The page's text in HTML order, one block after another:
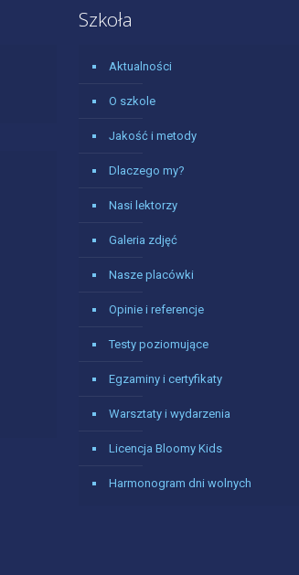
Szkoła
Aktualności
O szkole
Jakość i metody
Dlaczego my?
Nasi lektorzy
Galeria zdjęć
Nasze placówki
Opinie i referencje
Testy poziomujące
Egzaminy i certyfikaty
Warsztaty i wydarzenia
Licencja Bloomy Kids
Harmonogram dni wolnych